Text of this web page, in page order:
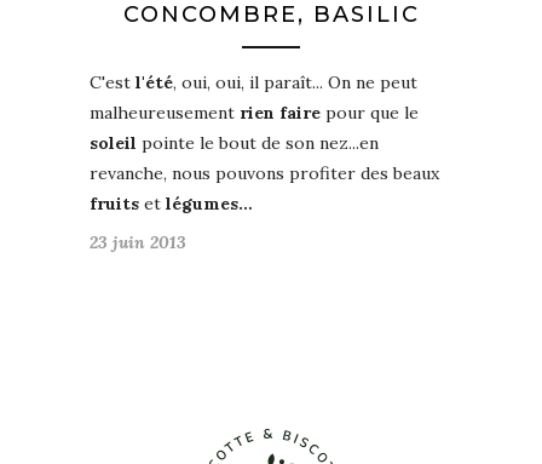
CONCOMBRE, BASILIC
C'est l'été, oui, oui, il paraît... On ne peut
malheureusement rien faire pour que le
soleil pointe le bout de son nez...en
revanche, nous pouvons profiter des beaux
fruits et légumes…
23 juin 2013